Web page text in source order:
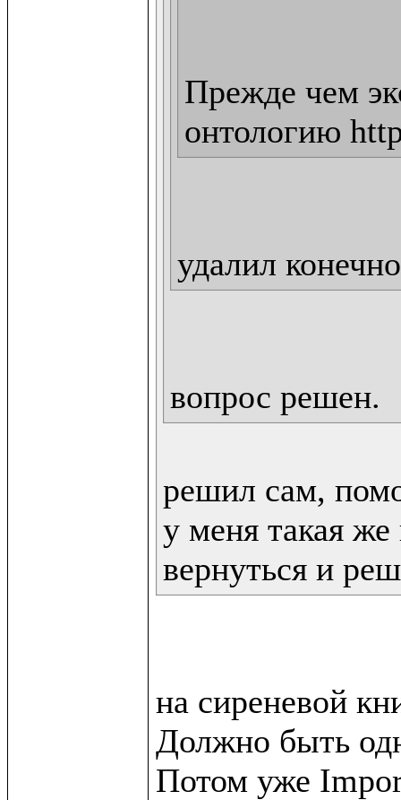
Прежде чем
онтологию
удалил
вопрос решен.
решил сам,
у меня такая
вернуться и
на сиреневой
Должно быть
Потом уже